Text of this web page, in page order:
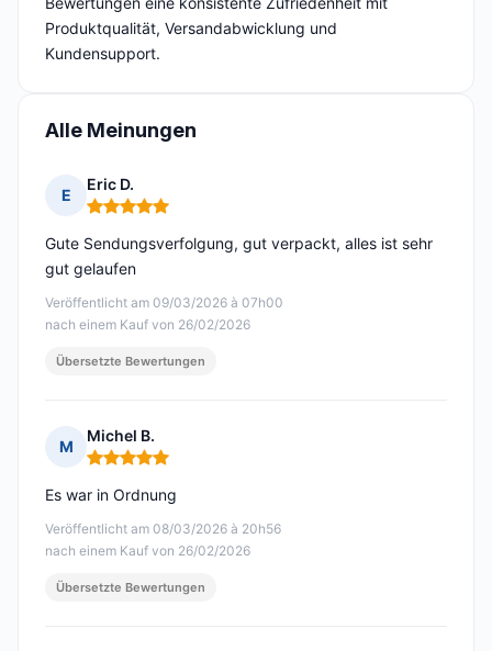
Produktqualität, Versandabwicklung und
Kundensupport.
Alle Meinungen
E
Eric D.
Hinweis: 5 von 5
Veröffentlicht am 09/03/2026 à 07h00
nach einem Kauf von 26/02/2026
Gute Sendungsverfolgung, gut verpackt, alles ist sehr
gut gelaufen
Übersetzte Bewertungen
M
Michel B.
Hinweis: 5 von 5
Veröffentlicht am 08/03/2026 à 20h56
nach einem Kauf von 26/02/2026
Es war in Ordnung
Übersetzte Bewertungen